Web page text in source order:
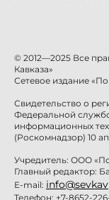
© 2012—2025 Все
Кавказа»
Сетевое издание
Свидетельство о
Федеральной
информационных
(Роскомнадзор) 10
Учредитель: ООО
Главный редактор:
E-mail:
Телефон: +7-8652-